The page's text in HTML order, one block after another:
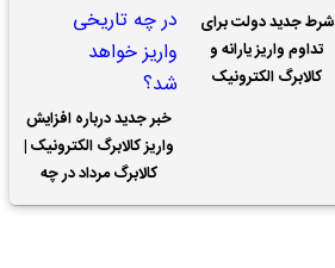
شرط جدید دولت برای
تداوم واریز یارانه و
کالابرگ الکترونیک
خبر جدید درباره افزایش
واریز کالابرگ الکترونیک |
کالابرگ مرداد در چه
تاریخی واریز خواهد شد؟